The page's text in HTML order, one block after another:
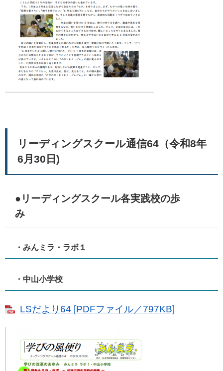
リーディングスクール通信64（令和8年
6月30日)
●リーディングスクール各実践校の歩
み
・みんミラ・ラボ１
・中山小学校
LSだより64 [PDFファイル／797KB]